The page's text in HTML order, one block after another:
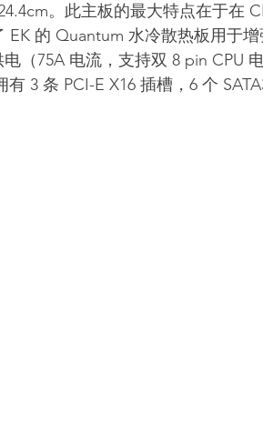
。此主板的最大特点在于在
EK 的 Quantum 水冷散热板用于
（75A 电流，支持双 8 pin CPU
3 条 PCI-E X16 插槽，6 个